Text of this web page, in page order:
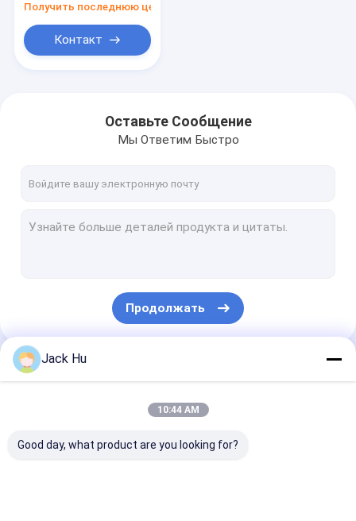
Получить последнюю цену
Контакт
Оставьте Сообщение
Мы Ответим Быстро
Продолжать
Наши Категории
Jack Hu
10:44 AM
Good day, what product are you looking for?